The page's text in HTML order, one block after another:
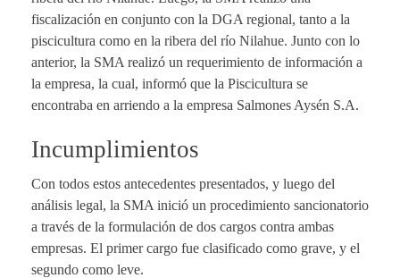
fiscalización en conjunto con la DGA regional, tanto a la
piscicultura como en la ribera del río Nilahue. Junto con lo
anterior, la SMA realizó un requerimiento de información a
la empresa, la cual, informó que la Piscicultura se
encontraba en arriendo a la empresa Salmones Aysén S.A.
Incumplimientos
Con todos estos antecedentes presentados, y luego del
análisis legal, la SMA inició un procedimiento sancionatorio
a través de la formulación de dos cargos contra ambas
empresas. El primer cargo fue clasificado como grave, y el
segundo como leve.